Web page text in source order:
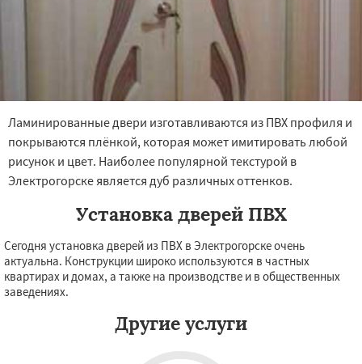
Ламинированные двери изготавливаются из ПВХ профиля и
покрываются плёнкой, которая может имитировать любой
рисунок и цвет. Наиболее популярной текстурой в
Электрогорске является дуб различных оттенков.
Установка дверей ПВХ
Сегодня установка дверей из ПВХ в Электрогорске очень
актуальна. Конструкции широко используются в частных
квартирах и домах, а также на производстве и в общественных
заведениях.
Другие услуги